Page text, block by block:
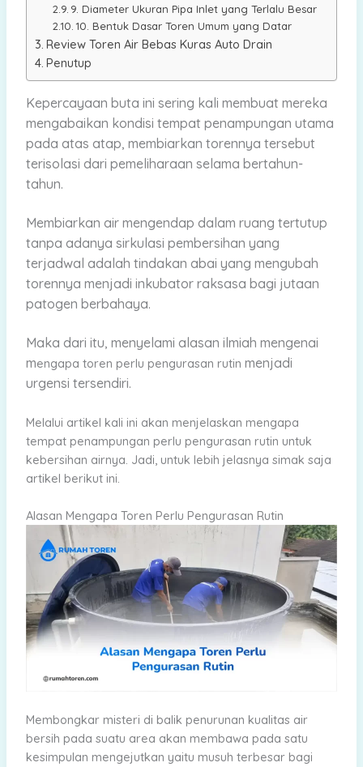
9. Diameter Ukuran Pipa Inlet yang Terlalu Besar
10. Bentuk Dasar Toren Umum yang Datar
Review Toren Air Bebas Kuras Auto Drain
Penutup
Kepercayaan buta ini sering kali membuat mereka
mengabaikan kondisi tempat penampungan utama
pada atas atap, membiarkan torennya tersebut
terisolasi dari pemeliharaan selama bertahun-
tahun.
Membiarkan air mengendap dalam ruang tertutup
tanpa adanya sirkulasi pembersihan yang
terjadwal adalah tindakan abai yang mengubah
torennya menjadi inkubator raksasa bagi jutaan
patogen berbahaya.
Maka dari itu, menyelami alasan ilmiah mengenai
mengapa toren perlu pengurasan rutin menjadi
urgensi tersendiri.
Melalui artikel kali ini akan menjelaskan mengapa
tempat penampungan perlu pengurasan rutin untuk
kebersihan airnya. Jadi, untuk lebih jelasnya simak saja
artikel berikut ini.
Alasan Mengapa Toren Perlu Pengurasan Rutin
Membongkar misteri di balik penurunan kualitas air
bersih pada suatu area akan membawa pada satu
kesimpulan mengejutkan yaitu musuh terbesar bagi